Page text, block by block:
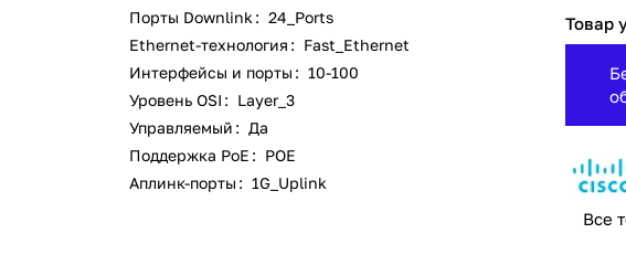
Порты Downlink: 24_Ports
Ethernet-технология: Fast_Ethernet
Интерфейсы и порты: 10-100
Уровень OSI: Layer_3
Управляемый: Да
Поддержка PoE: POE
Аплинк-порты: 1G_Uplink
Товар
Все